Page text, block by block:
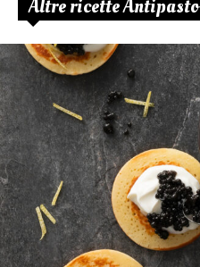
Altre ricette Antipasto